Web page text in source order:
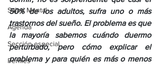
Salud Mental
Agenda
Sección especial
Perfiles
50% de los adultos, sufra uno o más
trastornos del sueño. El problema es que
la mayoría sabemos cuándo duermo
perturbado, pero cómo explicar el
problema y para quién es más o menos